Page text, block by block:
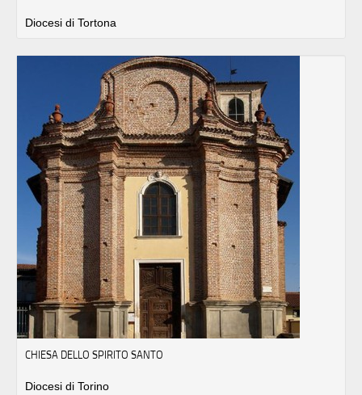
Diocesi di Tortona
CHIESA DELLO SPIRITO SANTO
Diocesi di Torino